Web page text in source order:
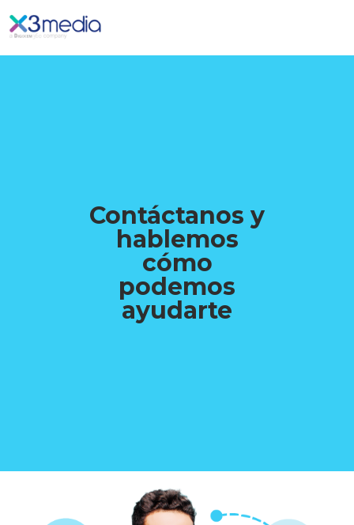
Contáctanos y
hablemos
cómo
podemos
ayudarte